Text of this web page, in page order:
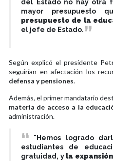
del Estado no hay otra
mayor presupuesto
presupuesto de la
el jefe de Estado.
Según explicó el presidente
seguirían en afectación los
defensa y pensiones.
Además, el primer mandatario
materia de acceso a la
administración.
"Hemos logrado
estudiantes de
gratuidad, yla